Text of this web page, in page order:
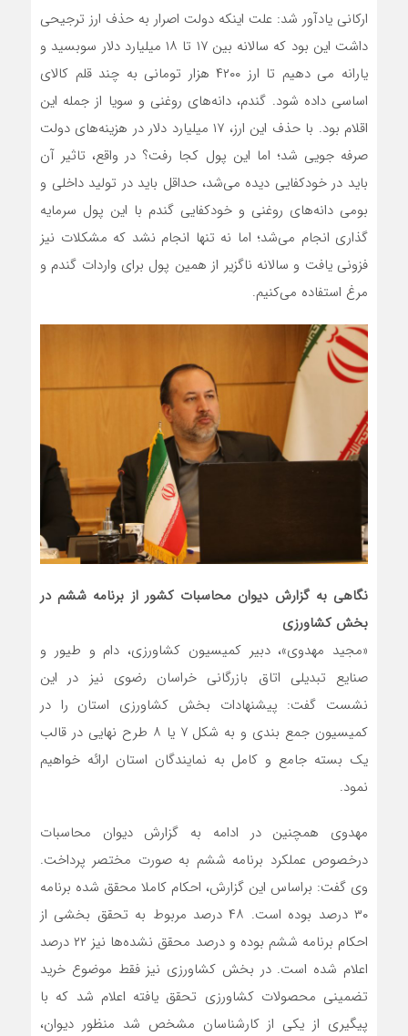
ارکانی یادآور شد: علت اینکه دولت اصرار به حذف ارز ترجیحی
داشت این بود که سالانه بین ۱۷ تا ۱۸ میلیارد دلار سوبسید و
یارانه می دهیم تا ارز ۴۲۰۰ هزار تومانی به چند قلم کالای
اساسی داده شود. گندم، دانه‌های روغنی و سویا از جمله این
اقلام بود. با حذف این ارز، ۱۷ میلیارد دلار در هزینه‌های دولت
صرفه جویی شد؛ اما این پول کجا رفت؟ در واقع، تاثیر آن
باید در خودکفایی دیده می‌شد، حداقل باید در تولید داخلی و
بومی دانه‌های روغنی و خودکفایی گندم با این پول سرمایه
گذاری انجام می‌شد؛ اما نه تنها انجام نشد که مشکلات نیز
فزونی یافت و سالانه ناگزیر از همین پول برای واردات گندم و
مرغ استفاده می‌کنیم.
نگاهی به گزارش دیوان محاسبات کشور از برنامه ششم در
بخش کشاورزی
«مجید مهدوی»، دبیر کمیسیون کشاورزی، دام و طیور و
صنایع تبدیلی اتاق بازرگانی خراسان رضوی نیز در این
نشست گفت: پیشنهادات بخش کشاورزی استان را در
کمیسیون جمع بندی و به شکل ۷ یا ۸ طرح نهایی در قالب
یک بسته جامع و کامل به نمایندگان استان ارائه خواهیم
نمود.
مهدوی همچنین در ادامه به گزارش دیوان محاسبات
درخصوص عملکرد برنامه ششم به صورت مختصر پرداخت.
وی گفت: براساس این گزارش، احکام کاملا محقق شده برنامه
۳۰ درصد بوده است. ۴۸ درصد مربوط به تحقق بخشی از
احکام برنامه ششم بوده و درصد محقق نشده‌ها نیز ۲۲ درصد
اعلام شده است. در بخش کشاورزی نیز فقط موضوع خرید
تضمینی محصولات کشاورزی تحقق یافته اعلام شد که با
پیگیری از یکی از کارشناسان مشخص شد منظور دیوان،